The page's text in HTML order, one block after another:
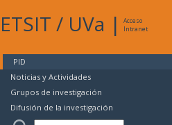
ETSIT / UVa |
Acceso
Intranet
PID
Noticias y Actividades
Grupos de investigación
Difusión de la investigación